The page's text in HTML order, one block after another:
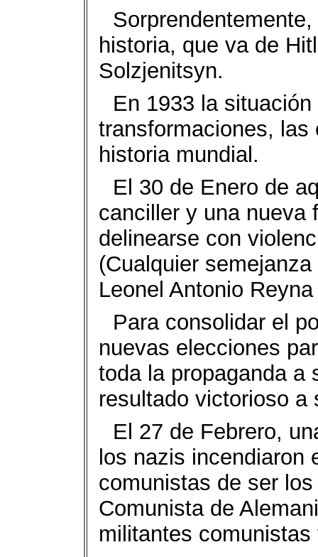
historia, que va de
Solzjenitsyn.
En 1933 la
transformaciones, las
historia mundial.
El 30 de Enero de
canciller y una nueva
delinearse con
(Cualquier
Leonel Antonio
Para consolidar el
nuevas elecciones
toda la propaganda a
resultado victorioso a
El 27 de Febrero,
los nazis incendiaron
comunistas de ser
Comunista de
militantes